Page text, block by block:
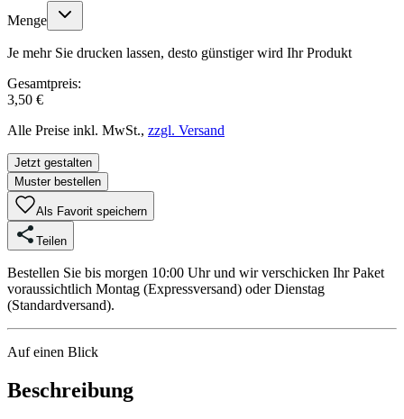
Menge
Je mehr Sie drucken lassen, desto günstiger wird Ihr Produkt
Gesamtpreis:
3,50 €
Alle Preise inkl. MwSt., zzgl. Versand
Jetzt gestalten
Muster bestellen
Als Favorit speichern
Teilen
Bestellen Sie bis morgen 10:00 Uhr und wir verschicken Ihr Paket
voraussichtlich Montag (Expressversand) oder Dienstag
(Standardversand).
Auf einen Blick
Beschreibung